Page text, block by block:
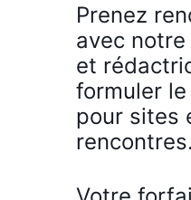
Prenez
avec
et
formuler
pour sites
rencontres.